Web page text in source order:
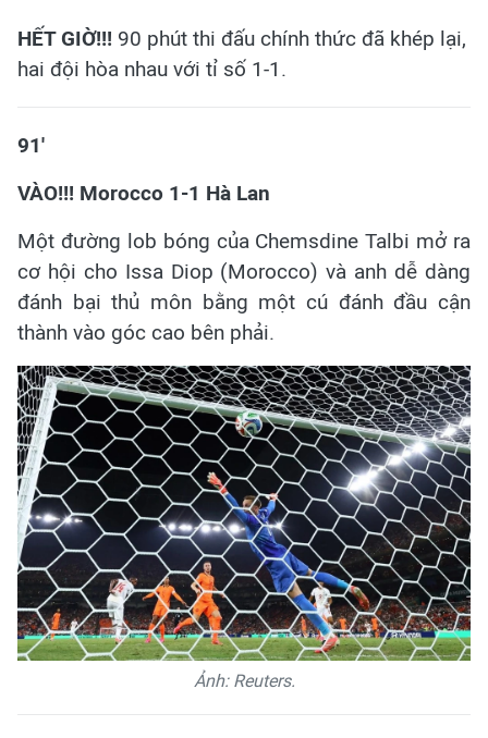
HẾT GIỜ!!! 90 phút thi đấu chính thức đã khép lại,
hai đội hòa nhau với tỉ số 1-1.
91'
VÀO!!! Morocco 1-1 Hà Lan
Một đường lob bóng của Chemsdine Talbi mở ra
cơ hội cho Issa Diop (Morocco) và anh dễ dàng
đánh bại thủ môn bằng một cú đánh đầu cận
thành vào góc cao bên phải.
Ảnh: Reuters.